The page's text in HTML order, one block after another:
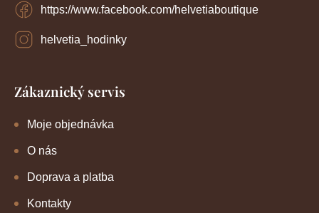
https://www.facebook.com/helvetiaboutique
helvetia_hodinky
Zákaznický servis
Moje objednávka
O nás
Doprava a platba
Kontakty